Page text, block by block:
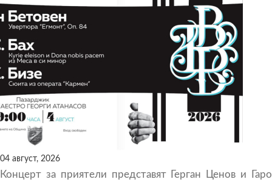
04 август, 2026
Концерт за приятели представят Герган Ценов и Гаро